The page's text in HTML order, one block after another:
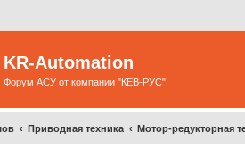
KR-Automation
Форум АСУ от компании "КЕВ-РУС"
Приводная техника Мотор-редукторная